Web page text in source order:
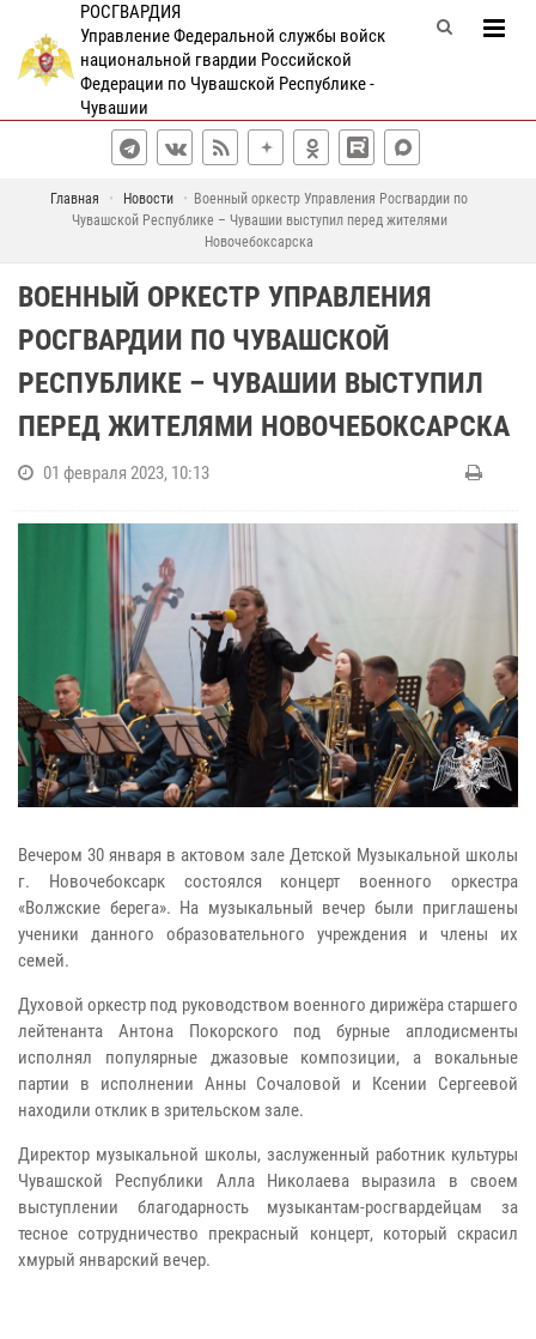
РОСГВАРДИЯ
Управление Федеральной службы войск
национальной гвардии Российской
Федерации по Чувашской Республике -
Чувашии
Главная Новости
Военный оркестр Управления Росгвардии по
Чувашской Республике – Чувашии выступил перед жителями
Новочебоксарска
ВОЕННЫЙ ОРКЕСТР УПРАВЛЕНИЯ
РОСГВАРДИИ ПО ЧУВАШСКОЙ
РЕСПУБЛИКЕ – ЧУВАШИИ ВЫСТУПИЛ
ПЕРЕД ЖИТЕЛЯМИ НОВОЧЕБОКСАРСКА
01 февраля 2023, 10:13
Вечером 30 января в актовом зале Детской Музыкальной школы
г. Новочебоксарк состоялся концерт военного оркестра
«Волжские берега». На музыкальный вечер были приглашены
ученики данного образовательного учреждения и члены их
семей.
Духовой оркестр под руководством военного дирижёра старшего
лейтенанта Антона Покорского под бурные аплодисменты
исполнял популярные джазовые композиции, а вокальные
партии в исполнении Анны Сочаловой и Ксении Сергеевой
находили отклик в зрительском зале.
Директор музыкальной школы, заслуженный работник культуры
Чувашской Республики Алла Николаева выразила в своем
выступлении благодарность музыкантам-росгвардейцам за
тесное сотрудничество прекрасный концерт, который скрасил
хмурый январский вечер.